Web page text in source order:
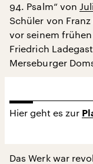
94. Psalm“ von
Schüler von
vor seinem
Friedrich
Merseburger
Hier geht es zur
Das Werk war